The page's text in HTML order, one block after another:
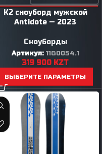
K2 сноуборд мужской
Antidote — 2023
Сноуборды
Артикул: 11G0054.1
319 900 KZT
ВЫБЕРИТЕ ПАРАМЕТРЫ